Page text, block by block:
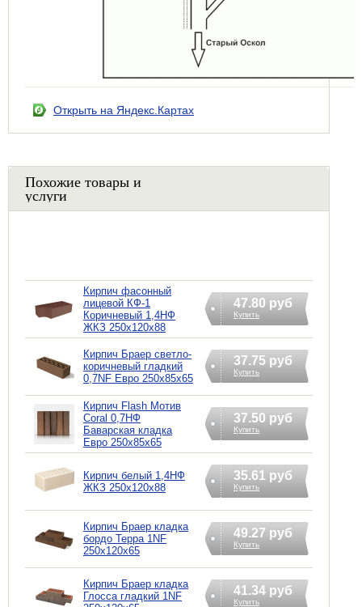
Открыть на Яндекс.Картах
Похожие товары и
услуги
Кирпич фасонный
лицевой КФ-1
Коричневый 1,4НФ
ЖКЗ 250х120х88
47.80 руб
Купить
Кирпич Браер светло-
коричневый гладкий
0,7NF Евро 250х85х65
37.75 руб
Купить
Кирпич Flash Мотив
Coral 0,7НФ
Баварская кладка
Евро 250х85х65
37.50 руб
Купить
Кирпич белый 1,4НФ
ЖКЗ 250х120х88
35.61 руб
Купить
Кирпич Браер кладка
бордо Терра 1NF
250х120х65
49.27 руб
Купить
Кирпич Браер кладка
Глосса гладкий 1NF
41.34 руб
Купить